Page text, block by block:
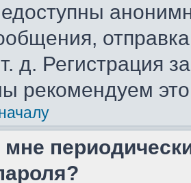
д. Регистрация
рекомендуем